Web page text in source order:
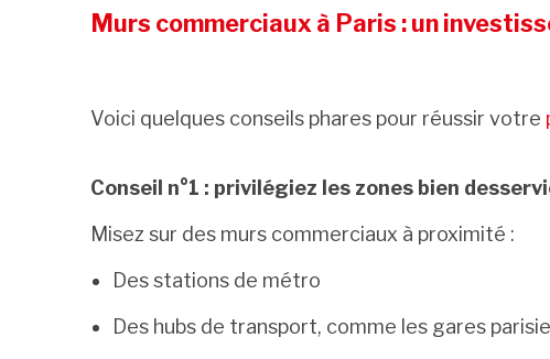
Murs commerciaux à Paris : un
Voici quelques conseils phares pour réussir votre
Conseil n°1 : privilégiez les zones bien
Misez sur des murs commerciaux à proximité :
Des stations de métro
Des hubs de transport, comme les gares